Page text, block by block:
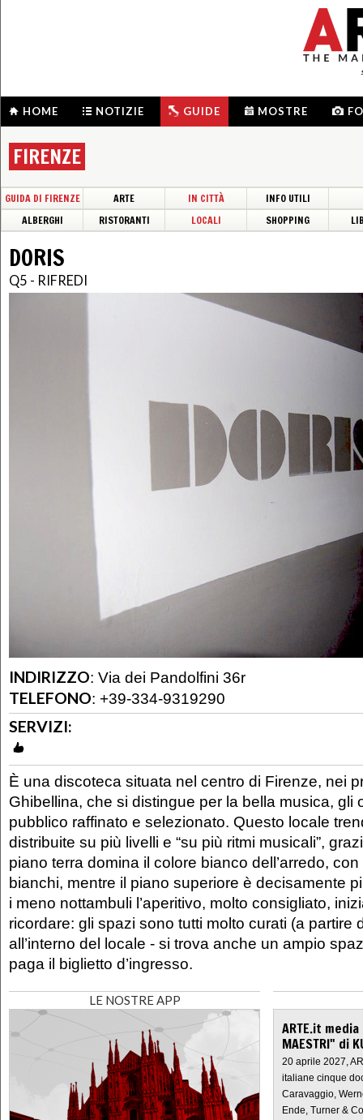
HOME NOTIZIE GUIDE MOSTRE
FIRENZE
GUIDA DI FIRENZE ARTE IN CITTÀ
INFO UTILI
ALBERGHI
RISTORANTI LOCALI SHOPPING
DORIS
Q5 - RIFREDI
INDIRIZZO: Via dei Pandolfini 36r
TELEFONO: +39-334-9319290
SERVIZI:
È una discoteca situata nel centro di Firenze, nei
Ghibellina, che si distingue per la bella musica, gli
pubblico raffinato e selezionato. Questo locale
distribuite su più livelli e “su più ritmi musicali”,
piano terra domina il colore bianco dell’arredo,
bianchi, mentre il piano superiore è decisamente
i meno nottambuli l’aperitivo, molto consigliato,
ricordare: gli spazi sono tutti molto curati (a partire
all’interno del locale - si trova anche un ampio
paga il biglietto d’ingresso.
LE NOSTRE APP
ARTE.it
MAESTRI" di
20 aprile 2027,
italiane cinque
Caravaggio,
Ende, Turner &